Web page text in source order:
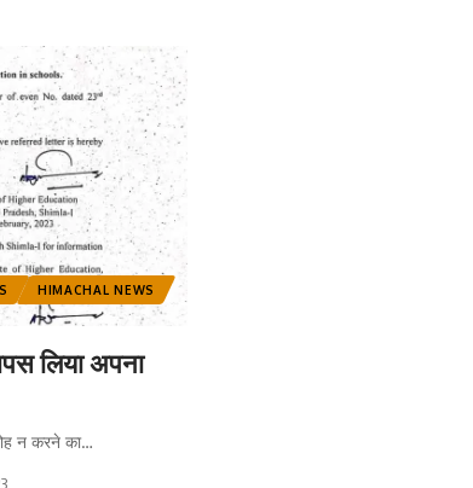
HIMACHAL NEWS
लिया अपना
न करने का…